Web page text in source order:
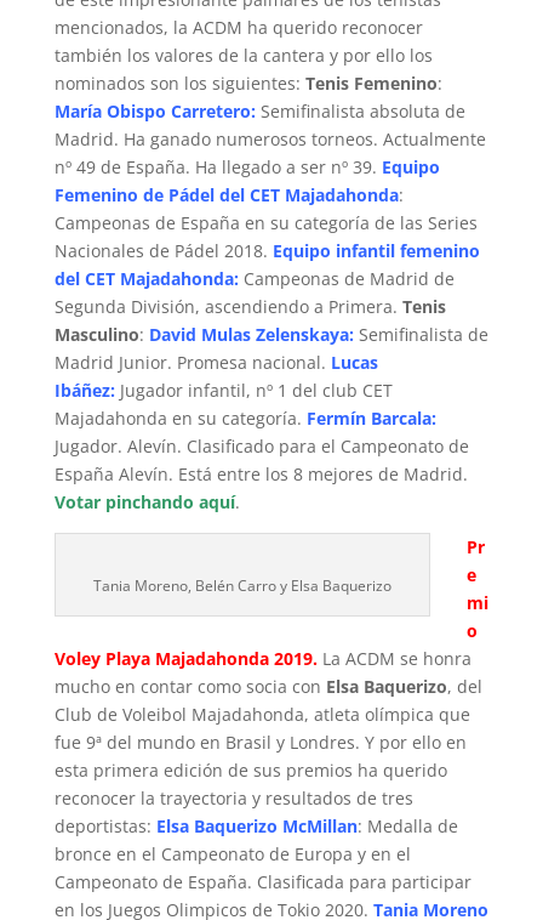
mencionados, la ACDM ha querido reconocer
también los valores de la cantera y por ello los
nominados son los siguientes: Tenis Femenino:
María Obispo Carretero: Semifinalista absoluta de
Madrid. Ha ganado numerosos torneos. Actualmente
nº 49 de España. Ha llegado a ser nº 39. Equipo
Femenino de Pádel del CET Majadahonda:
Campeonas de España en su categoría de las Series
Nacionales de Pádel 2018. Equipo infantil femenino
del CET Majadahonda: Campeonas de Madrid de
Segunda División, ascendiendo a Primera. Tenis
Masculino: David Mulas Zelenskaya: Semifinalista de
Madrid Junior. Promesa nacional. Lucas
Ibáñez: Jugador infantil, nº 1 del club CET
Majadahonda en su categoría. Fermín Barcala:
Jugador. Alevín. Clasificado para el Campeonato de
España Alevín. Está entre los 8 mejores de Madrid.
Votar pinchando aquí.
Tania Moreno, Belén Carro y Elsa Baquerizo
Pr
e
mi
o
Voley Playa Majadahonda 2019. La ACDM se honra
mucho en contar como socia con Elsa Baquerizo, del
Club de Voleibol Majadahonda, atleta olímpica que
fue 9ª del mundo en Brasil y Londres. Y por ello en
esta primera edición de sus premios ha querido
reconocer la trayectoria y resultados de tres
deportistas: Elsa Baquerizo McMillan: Medalla de
bronce en el Campeonato de Europa y en el
Campeonato de España. Clasificada para participar
en los Juegos Olimpicos de Tokio 2020. Tania Moreno